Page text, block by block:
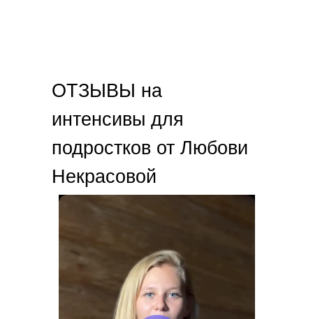
ОТЗЫВЫ на
интенсивы для
подростков от Любови
Некрасовой